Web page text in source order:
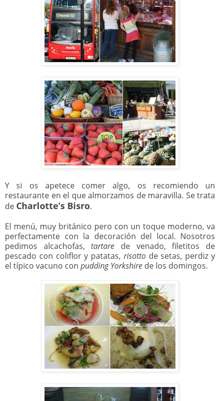
Y si os apetece comer algo, os recomiendo un
restaurante en el que almorzamos de maravilla. Se trata
de Charlotte’s Bisro.
El menú, muy británico pero con un toque moderno, va
perfectamente con la decoración del local. Nosotros
pedimos alcachofas, tartare de venado, filetitos de
pescado con coliflor y patatas, risottode setas, perdiz y
el típico vacuno con pudding Yorkshire de los domingos.